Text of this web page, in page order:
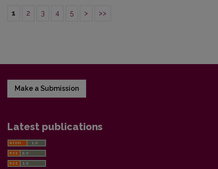
1 2 3 4 5 > >>
Make a Submission
Latest publications